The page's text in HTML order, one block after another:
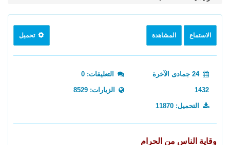
الاستماع المشاهدة تحميل
24 جمادى الآخرة
1432
التعليقات: 0
الزيارات: 8529
التحميل: 11870
وقاية الناس من الحرام